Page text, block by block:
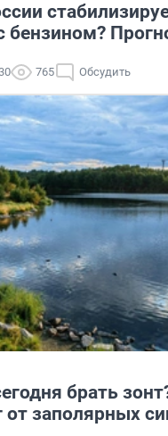
бензином?
765 Обсудить
брать
от заполярных